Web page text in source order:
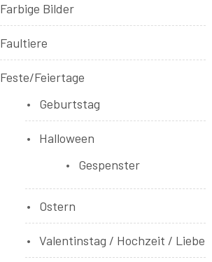
Farbige Bilder
Faultiere
Feste/Feiertage
Geburtstag
Halloween
Gespenster
Ostern
Valentinstag / Hochzeit / Liebe